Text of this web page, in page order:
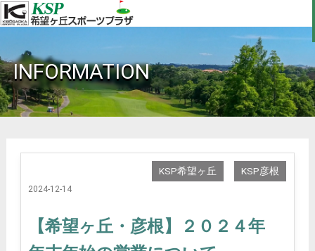
INFORMATION
2024-12-14
【希望ヶ丘・彦根】２０２４年
KSP希望ヶ丘 KSP彦根